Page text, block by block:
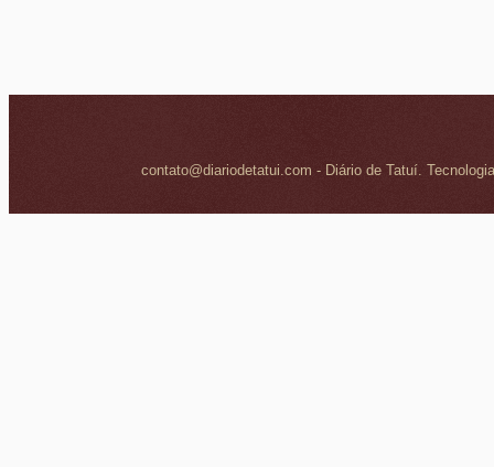
contato@diariodetatui.com - Diário de Tatuí.